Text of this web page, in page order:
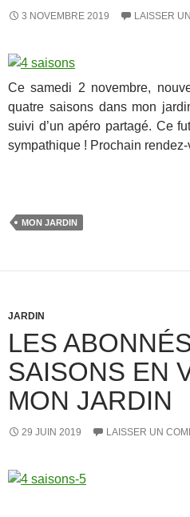
3 NOVEMBRE 2019 LAISSER
Ce samedi 2 novembre,
quatre saisons dans mon
suivi d’un apéro partagé. Ce
sympathique ! Prochain
MON JARDIN
JARDIN
LES
SAISONS EN
MON JARDIN
29 JUIN 2019 LAISSER UN